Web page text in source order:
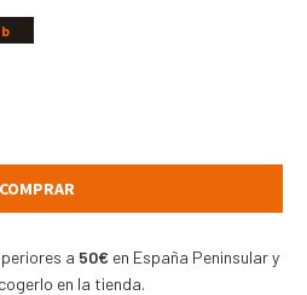
COMPRAR
a 50€ en España Peninsular y
en la tienda.